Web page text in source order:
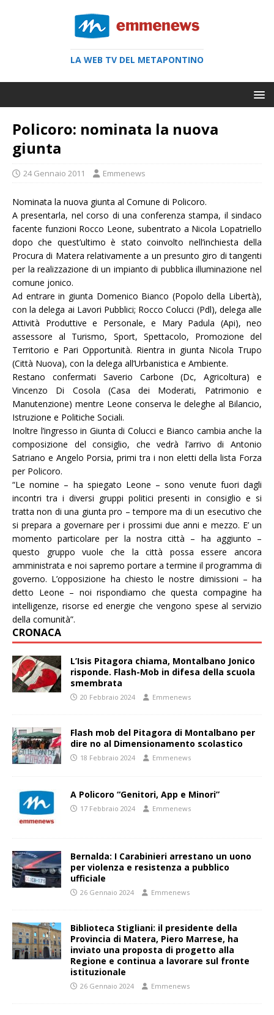
LA WEB TV DEL METAPONTINO
Policoro: nominata la nuova
giunta
24 Gennaio 2011 Emmenews
Nominata la nuova giunta al Comune di Policoro.
A presentarla, nel corso di una conferenza stampa, il sindaco
facente funzioni Rocco Leone, subentrato a Nicola Lopatriello
dopo che quest’ultimo è stato coinvolto nell’inchiesta della
Procura di Matera relativamente a un presunto giro di tangenti
per la realizzazione di un impianto di pubblica illuminazione nel
comune jonico.
Ad entrare in giunta Domenico Bianco (Popolo della Libertà),
con la delega ai Lavori Pubblici; Rocco Colucci (Pdl), delega alle
Attività Produttive e Personale, e Mary Padula (Api), neo
assessore al Turismo, Sport, Spettacolo, Promozione del
Territorio e Pari Opportunità. Rientra in giunta Nicola Trupo
(Città Nuova), con la delega all’Urbanistica e Ambiente.
Restano confermati Saverio Carbone (Dc, Agricoltura) e
Vincenzo Di Cosola (Casa dei Moderati, Patrimonio e
Manutenzione) mentre Leone conserva le deleghe al Bilancio,
Istruzione e Politiche Sociali.
Inoltre l’ingresso in Giunta di Colucci e Bianco cambia anche la
composizione del consiglio, che vedrà l’arrivo di Antonio
Satriano e Angelo Porsia, primi tra i non eletti della lista Forza
per Policoro.
“Le nomine – ha spiegato Leone – sono venute fuori dagli
incontri tra i diversi gruppi politici presenti in consiglio e si
tratta non di una giunta pro – tempore ma di un esecutivo che
si prepara a governare per i prossimi due anni e mezzo. E’ un
momento particolare per la nostra città – ha aggiunto –
questo gruppo vuole che la città possa essere ancora
amministrata e noi sapremo portare a termine il programma di
governo. L’opposizione ha chiesto le nostre dimissioni – ha
detto Leone – noi rispondiamo che questa compagine ha
intelligenze, risorse ed energie che vengono spese al servizio
della comunità”.
CRONACA
L’Isis Pitagora chiama, Montalbano Jonico
risponde. Flash-Mob in difesa della scuola
smembrata
20 Febbraio 2024 Emmenews
Flash mob del Pitagora di Montalbano per
dire no al Dimensionamento scolastico
18 Febbraio 2024 Emmenews
A Policoro “Genitori, App e Minori”
17 Febbraio 2024 Emmenews
Bernalda: I Carabinieri arrestano un uono
per violenza e resistenza a pubblico
ufficiale
26 Gennaio 2024 Emmenews
Biblioteca Stigliani: il presidente della
Provincia di Matera, Piero Marrese, ha
inviato una proposta di progetto alla
Regione e continua a lavorare sul fronte
istituzionale
26 Gennaio 2024 Emmenews